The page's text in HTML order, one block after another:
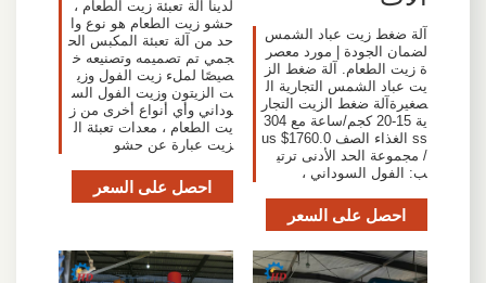
آلة ضغط زيت عباد الشمس
لضمان الجودة | مورد معصر
ة زيت الطعام. آلة ضغط الز
يت عباد الشمس التجارية ال
صغيرةآلة ضغط الزيت التجار
ية 15-20 كجم/ساعة مع 304
ss الغذاء الصف us $1760.0
/ مجموعة الحد الأدنى ترتي
ب: الفول السوداني ،
احصل على السعر
لدينا آلة تعبئة زيت الطعام ،
حشو زيت الطعام هو نوع وا
حد من آلة تعبئة المكبس الح
جمي تم تصميمه وتصنيعه خ
صيصًا لملء زيت الفول وزي
ت الزيتون وزيت الفول الس
وداني وأي أنواع أخرى من ز
يت الطعام ، معدات تعبئة ال
زيت عبارة عن حشو
احصل على السعر